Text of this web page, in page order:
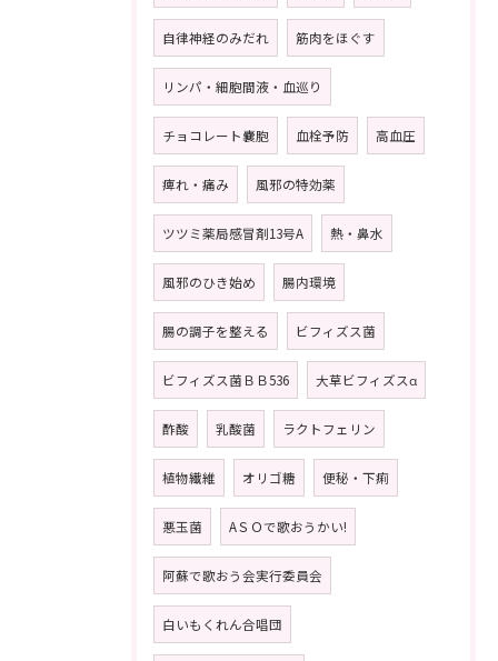
自律神経のみだれ 筋肉をほぐす
リンパ・細胞間液・血巡り
チョコレート嚢胞 血栓予防 高血圧
痺れ・痛み 風邪の特効薬
ツツミ薬局感冒剤13号A 熱・鼻水
風邪のひき始め 腸内環境
腸の調子を整える ビフィズス菌
ビフィズス菌ＢＢ536 大草ビフィズスα
酢酸 乳酸菌 ラクトフェリン
植物繊維 オリゴ糖 便秘・下痢
悪玉菌 AＳＯで歌おうかい!
阿蘇で歌おう会実行委員会
白いもくれん合唱団